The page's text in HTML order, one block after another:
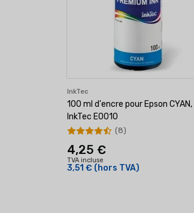
InkTec
100 ml d'encre pour Epson CYAN,
InkTec E0010
4,25 €
TVA incluse
3,51 € (hors TVA)
(8)